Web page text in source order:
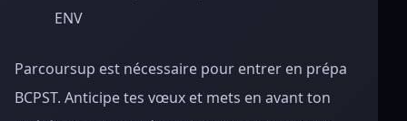
ENV
Parcoursup est nécessaire pour entrer en prépa
BCPST. Anticipe tes vœux et mets en avant ton